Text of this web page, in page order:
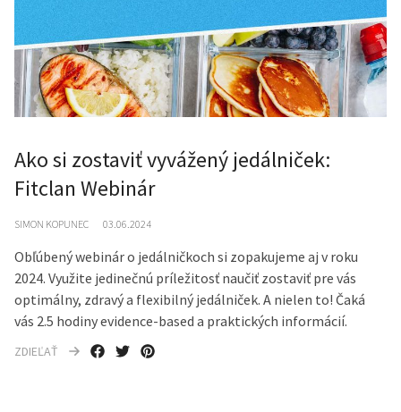
Ako si zostaviť vyvážený jedálniček:
Fitclan Webinár
SIMON KOPUNEC 03.06.2024
Obľúbený webinár o jedálničkoch si zopakujeme aj v roku
2024. Využite jedinečnú príležitosť naučiť zostaviť pre vás
optimálny, zdravý a flexibilný jedálniček. A nielen to! Čaká
vás 2.5 hodiny evidence-based a praktických informácií.
ZDIEĽAŤ